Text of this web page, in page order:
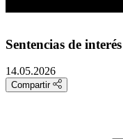
Sentencias de
14.05.2026
Compartir